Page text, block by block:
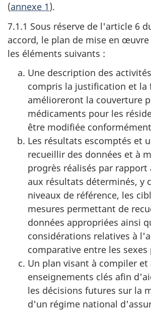
(annexe 1).
7.1.1 Sous réserve de l'article 6
accord, le plan de mise en
les éléments suivants :
Une description des
compris la justification et la
amélioreront la couverture
médicaments pour les
être modifiée
Les résultats escomptés et
recueillir des données et à
progrès réalisés par
aux résultats déterminés, y
niveaux de référence, les
mesures permettant de
données appropriées ainsi
considérations relatives à
comparative entre les sexes
Un plan visant à compiler et
enseignements clés afin
les décisions futures sur la
d'un régime national